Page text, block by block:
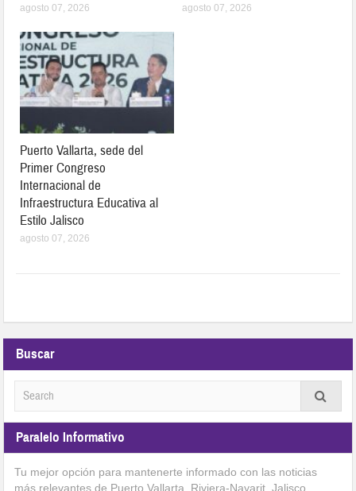
agosto 07, 2026 agosto 07, 2026
Puerto Vallarta, sede del
Primer Congreso
Internacional de
Infraestructura Educativa al
Estilo Jalisco
agosto 07, 2026
Buscar
Paralelo Informativo
Tu mejor opción para mantenerte informado con las noticias
más relevantes de Puerto Vallarta, Riviera-Nayarit, Jalisco,